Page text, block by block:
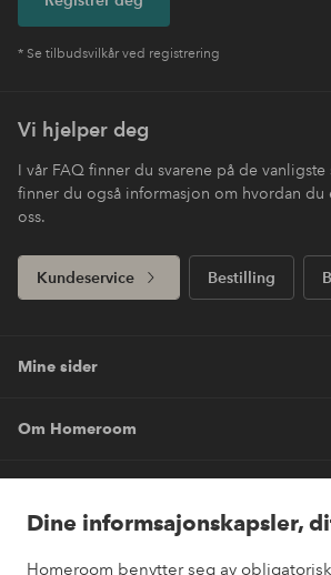
Dine informsajonskapsler,
Homeroom benytter seg av
* Se tilbudsvilkår ved registrering
Vi hjelper deg
I vår FAQ finner du svarene på de
finner du også informasjon om hvordan du
oss.
Kundeservice Bestilling
Mine sider
Om Homeroom